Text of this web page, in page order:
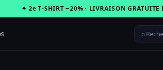
✦ 2e T-SHIRT −20% · LIVRAISON GRATUITE
⌕